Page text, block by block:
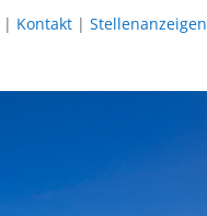
| Kontakt |Stellenanzeigen